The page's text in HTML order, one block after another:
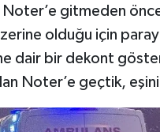
Noter’e gitmeden
olduğu için
dair bir dekont
Noter’e geçtik,